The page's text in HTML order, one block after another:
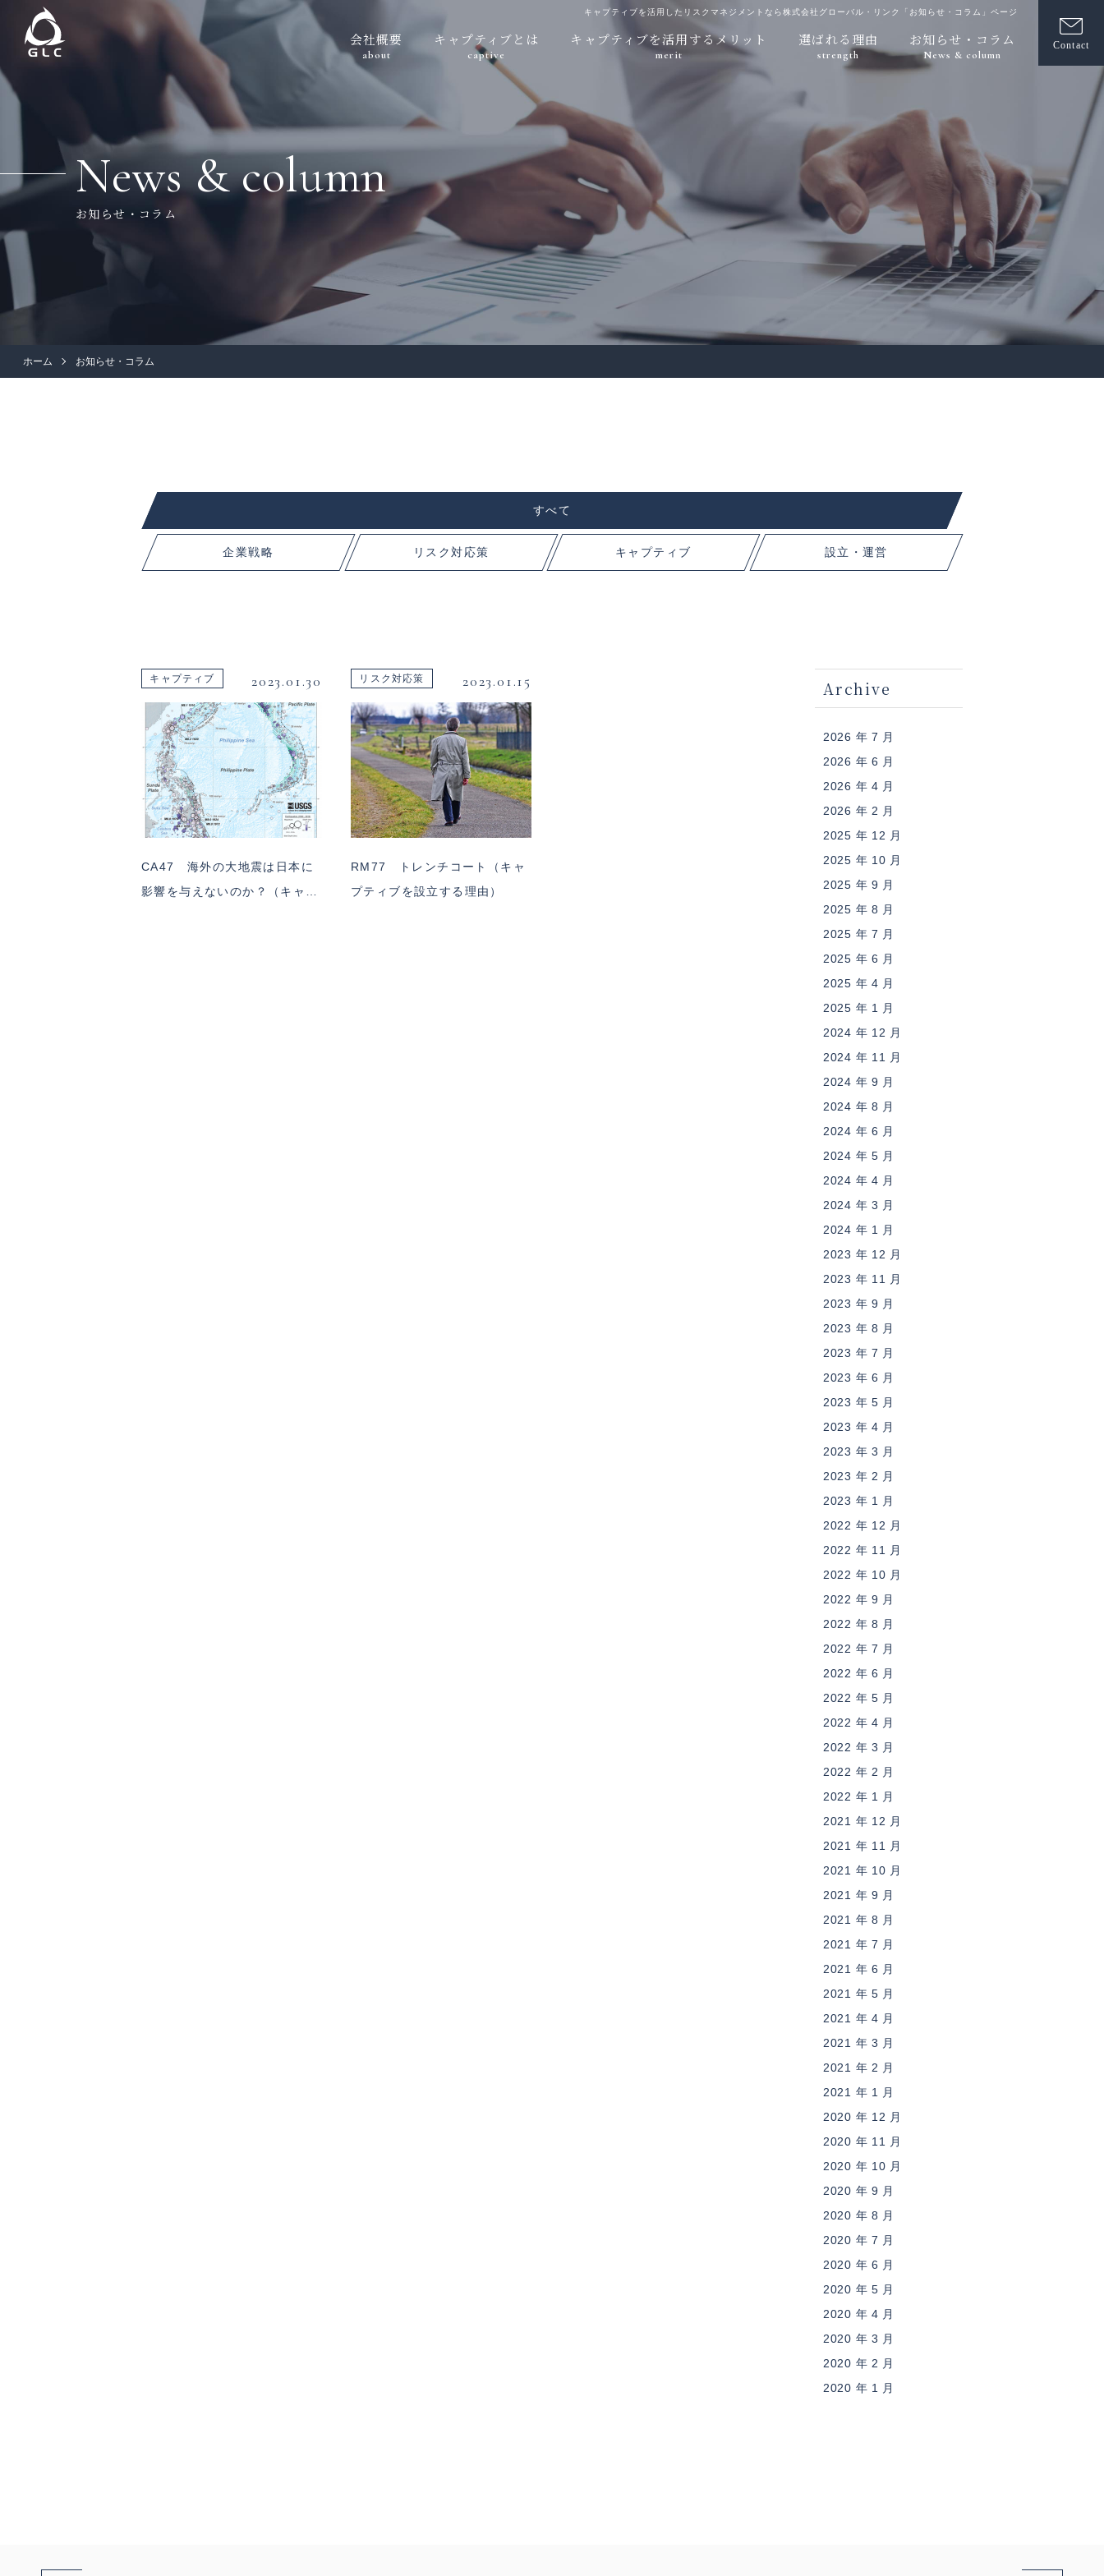
キャプティブを活用したリスクマネジメントなら株式会社グローバル・リンク「お知らせ・コラム」ページ
会社概要
about
キャプティブとは
captive
キャプティブを活用するメリット
merit
選ばれる理由
strength
お知らせ・コラム
News & column
Contact
News & column
お知らせ・コラム
ホーム お知らせ・コラム
すべて
企業戦略 リスク対応策 キャプティブ 設立・運営
キャプティブ 2023.01.30
CA47 海外の大地震は日本に
影響を与えないのか？（キャ…
リスク対応策 2023.01.15
RM77 トレンチコート（キャ
プティブを設立する理由）
Archive
2026 年 7 月
2026 年 6 月
2026 年 4 月
2026 年 2 月
2025 年 12 月
2025 年 10 月
2025 年 9 月
2025 年 8 月
2025 年 7 月
2025 年 6 月
2025 年 4 月
2025 年 1 月
2024 年 12 月
2024 年 11 月
2024 年 9 月
2024 年 8 月
2024 年 6 月
2024 年 5 月
2024 年 4 月
2024 年 3 月
2024 年 1 月
2023 年 12 月
2023 年 11 月
2023 年 9 月
2023 年 8 月
2023 年 7 月
2023 年 6 月
2023 年 5 月
2023 年 4 月
2023 年 3 月
2023 年 2 月
2023 年 1 月
2022 年 12 月
2022 年 11 月
2022 年 10 月
2022 年 9 月
2022 年 8 月
2022 年 7 月
2022 年 6 月
2022 年 5 月
2022 年 4 月
2022 年 3 月
2022 年 2 月
2022 年 1 月
2021 年 12 月
2021 年 11 月
2021 年 10 月
2021 年 9 月
2021 年 8 月
2021 年 7 月
2021 年 6 月
2021 年 5 月
2021 年 4 月
2021 年 3 月
2021 年 2 月
2021 年 1 月
2020 年 12 月
2020 年 11 月
2020 年 10 月
2020 年 9 月
2020 年 8 月
2020 年 7 月
2020 年 6 月
2020 年 5 月
2020 年 4 月
2020 年 3 月
2020 年 2 月
2020 年 1 月